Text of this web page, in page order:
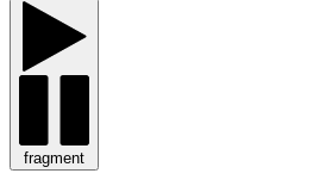
fragment